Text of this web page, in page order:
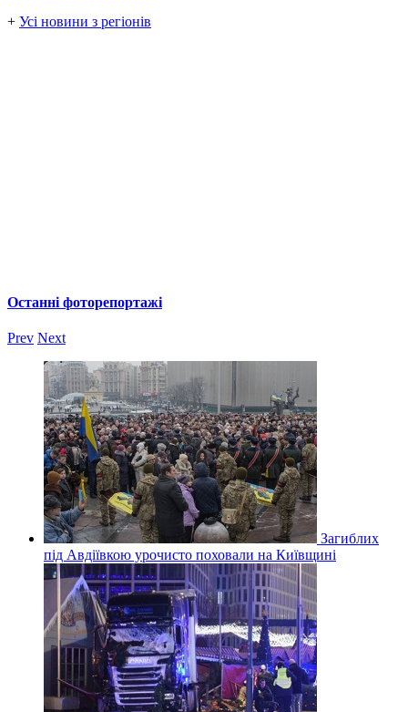
+ Усі новини з регіонів
Останні фоторепортажі
Prev Next
Загиблих
під Авдіївкою урочисто поховали на Київщині